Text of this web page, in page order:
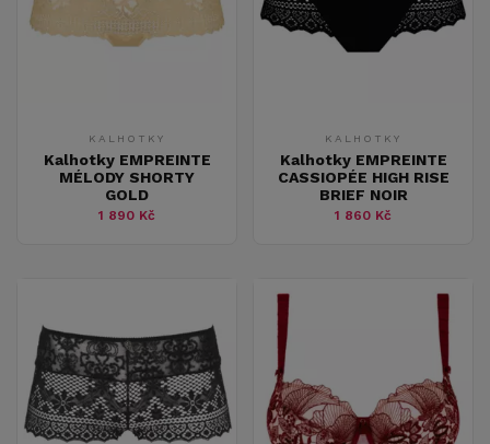
KALHOTKY
Kalhotky EMPREINTE
MÉLODY SHORTY
GOLD
1 890 Kč
KALHOTKY
Kalhotky EMPREINTE
CASSIOPÉE HIGH RISE
BRIEF NOIR
1 860 Kč